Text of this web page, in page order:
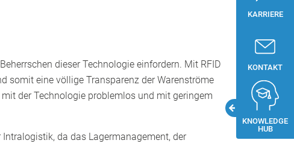
KARRIERE
KONTAKT
KNOWLEDGE
HUB
dieser Technologie einfordern. Mit RFID
somit eine völlige Transparenz der Warenströme
der Technologie problemlos und mit geringem
da das Lagermanagement, der